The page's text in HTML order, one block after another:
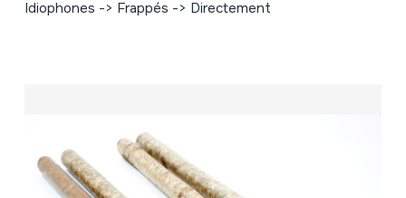
Idiophones -> Frappés -> Directement